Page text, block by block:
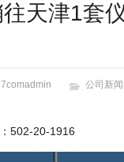
天津1套
公司新闻
502-20-1916